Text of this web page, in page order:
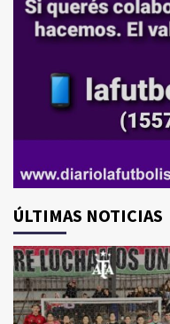
ÚLTIMAS NOTICIAS